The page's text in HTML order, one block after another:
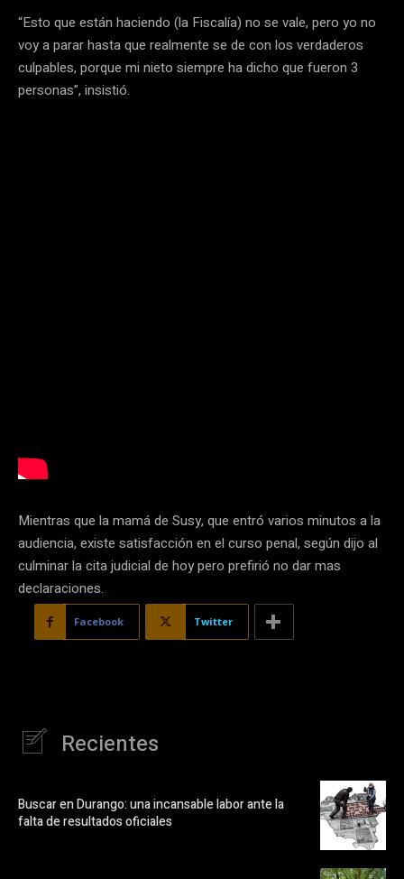
“Esto que están haciendo (la Fiscalía) no se vale, pero yo no
voy a parar hasta que realmente se de con los verdaderos
culpables, porque mi nieto siempre ha dicho que fueron 3
personas”, insistió.
Mientras que la mamá de Susy, que entró varios minutos a la
audiencia, existe satisfacción en el curso penal, según dijo al
culminar la cita judicial de hoy pero prefirió no dar mas
declaraciones.
Facebook Twitter
Recientes
Buscar en Durango: una incansable labor ante la
falta de resultados oficiales